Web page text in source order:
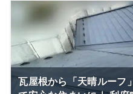
瓦屋根から「天晴ルーフ